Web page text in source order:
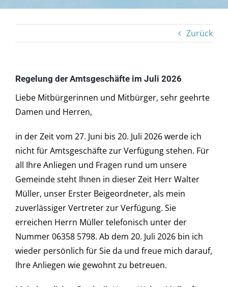
Kontakt
Barrierefreiheit
Zurück
Regelung der Amtsgeschäfte im Juli 2026
Liebe Mitbürgerinnen und Mitbürger, sehr geehrte
Damen und Herren,
in der Zeit vom 27. Juni bis 20. Juli 2026 werde ich
nicht für Amtsgeschäfte zur Verfügung stehen. Für
all Ihre Anliegen und Fragen rund um unsere
Gemeinde steht Ihnen in dieser Zeit Herr Walter
Müller, unser Erster Beigeordneter, als mein
zuverlässiger Vertreter zur Verfügung. Sie
erreichen Herrn Müller telefonisch unter der
Nummer 06358 5798. Ab dem 20. Juli 2026 bin ich
wieder persönlich für Sie da und freue mich darauf,
Ihre Anliegen wie gewohnt zu betreuen.